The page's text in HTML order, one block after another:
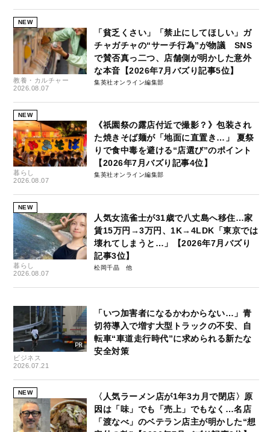
NEW
教養・カルチャー
2026.08.07
「貧乏くさい」「禁止にしてほしい」ガ
チャガチャの“サーチ行為”が物議 SNS
で賛否真っ二つ、店舗側が明かした意外
な本音【2026年7月バズり記事5位】
集英社オンライン編集部
NEW
暮らし
2026.08.07
《祇園祭の露店付近で撮影？》包装され
た焼きそば麺が「地面に直置き…」 夏祭
りで食中毒を避ける“店選び”のポイント
【2026年7月バズり記事4位】
集英社オンライン編集部
NEW
暮らし
2026.08.07
人気女流雀士が31歳で八丈島へ移住…家
賃15万円→3万円、1K→4LDK「東京では
壊れてしまうと…」【2026年7月バズり
記事3位】
松岡千晶
ビジネス
2026.07.21
「いつ加害者になるかわからない…」青
切符導入で増す大型トラックの不安、自
転車“車道走行時代”に求められる新たな
安全対策
NEW
〈人気ラーメン店が1年3カ月で閉店〉原
因は「味」でも「売上」でもなく…名店
「渡なべ」のベテラン店主が明かした“想